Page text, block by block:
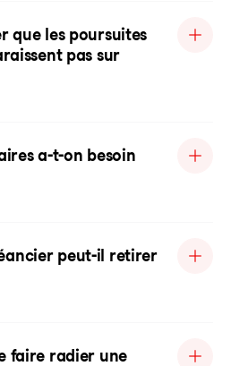
que les poursuites
pas sur
a-t-on besoin
peut-il retirer
faire radier une